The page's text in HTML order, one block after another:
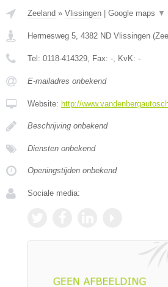
Zeeland » Vlissingen Google maps ▼
Hermesweg 5, 4382 ND Vlissingen (
Tel: 0118-414329, Fax: -, KvK: -
E-mailadres onbekend
Website: http://
Beschrijving onbekend
Diensten onbekend
Openingstijden onbekend
Sociale media: